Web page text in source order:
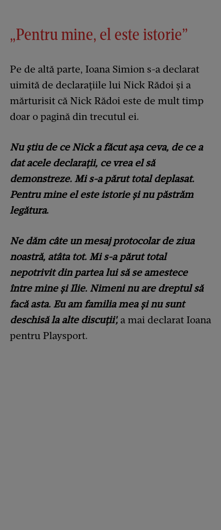
„Pentru mine, el este istorie”
Pe de altă parte, Ioana Simion s-a declarat
uimită de declarațiile lui Nick Rădoi și a
mărturisit că Nick Rădoi este de mult timp
doar o pagină din trecutul ei.
Nu știu de ce Nick a făcut așa ceva, de ce a
dat acele declarații, ce vrea el să
demonstreze. Mi s-a părut total deplasat.
Pentru mine el este istorie și nu păstrăm
legătura.
Ne dăm câte un mesaj protocolar de ziua
noastră, atâta tot. Mi s-a părut total
nepotrivit din partea lui să se amestece
între mine și Ilie. Nimeni nu are dreptul să
facă asta. Eu am familia mea și nu sunt
deschisă la alte discuții', a mai declarat Ioana
pentru Playsport.